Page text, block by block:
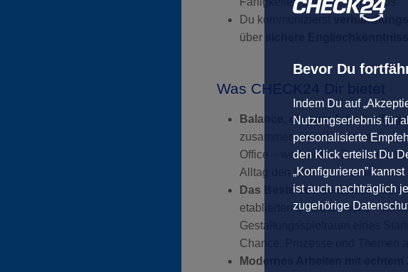
Du kommunizierst
über
Was CHECK24 Dir bietet
Balance, die zum Arbeitsalltag
zusammen, freitags kannst Du
Office – weil direkte
Alltag den Unterschied machen.
Das Beste aus beiden Welten:
etablierten Unternehmens –
Gestaltungsspielraum eines
Chance, Prozesse und Themen
Modernes Arbeiten mit
Bevor Du
Indem Du auf
Nutzungserlebnis für
personalisierte
den Klick erteilst Du
„Konfigurieren”
ist auch nachträglich
zugehörige